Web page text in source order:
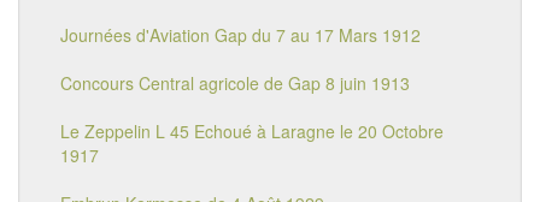
Journées d'Aviation Gap du 7 au 17 Mars 1912
Concours Central agricole de Gap 8 juin 1913
Le Zeppelin L 45 Echoué à Laragne le 20 Octobre
1917